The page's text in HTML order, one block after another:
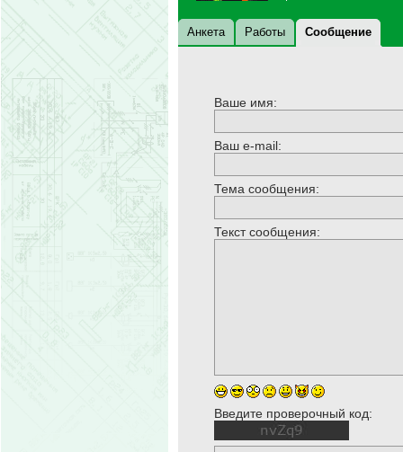
Анкета Работы Сообщение
Ваше имя:
Ваш e-mail:
Тема сообщения:
Текст сообщения:
Введите проверочный код: